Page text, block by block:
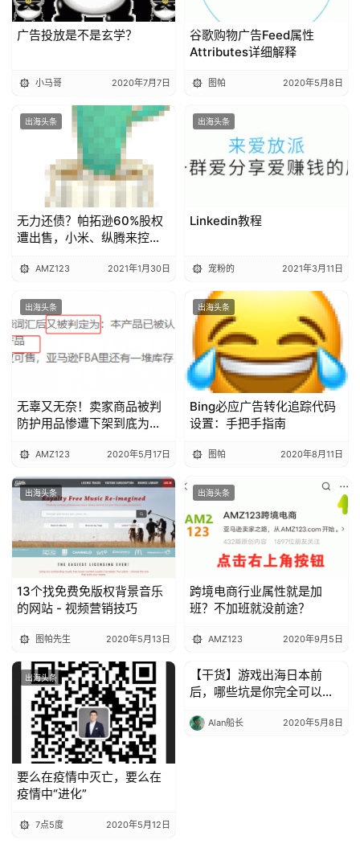
广告投放是不是玄学？
小马哥 2020年7月7日
谷歌购物广告Feed属性
Attributes详细解释
图帕 2020年5月8日
出海头条
无力还债？帕拓逊60%股权
遭出售，小米、纵腾来控
AMZ123 2021年1月30日
出海头条
Linkedin教程
宠粉的 2021年3月11日
出海头条
无辜又无奈！卖家商品被判
防护用品惨遭下架到底为哪
AMZ123 2020年5月17日
出海头条
Bing必应广告转化追踪代码
设置：手把手指南
图帕 2020年8月11日
出海头条
13个找免费免版权背景音乐
的网站 - 视频营销技巧
图帕先生 2020年5月13日
出海头条
跨境电商行业属性就是加
班？不加班就没前途？
AMZ123 2020年9月5日
出海头条
要么在疫情中灭亡，要么在
疫情中“进化”
7点5度 2020年5月12日
出海头条
【干货】游戏出海日本前
后，哪些坑是你完全可以绕
Alan船长 2020年5月8日